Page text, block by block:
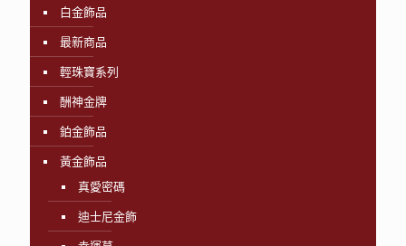
白金飾品
最新商品
輕珠寶系列
酬神金牌
鉑金飾品
黃金飾品
真愛密碼
迪士尼金飾